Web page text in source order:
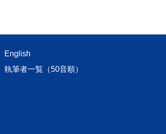
English
執筆者一覧（50音順）